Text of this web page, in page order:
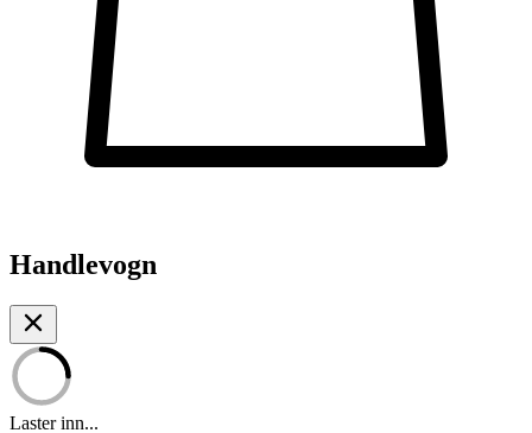
Handlevogn
Laster inn...